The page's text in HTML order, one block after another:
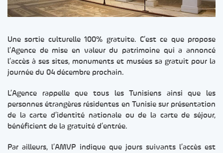
Une sortie culturelle 100% gratuite. C’est ce que propose
l’Agence de mise en valeur du patrimoine qui a annoncé
l’accès à ses sites, monuments et musées sa gratuit pour la
journée du 04 décembre prochain.
L’Agence rappelle que tous les Tunisiens ainsi que les
personnes étrangères résidentes en Tunisie sur présentation
de la carte d’identité nationale ou de la carte de séjour,
bénéficient de la gratuité d’entrée.
Par ailleurs, l’AMVP indique que jours suivants l’accès est